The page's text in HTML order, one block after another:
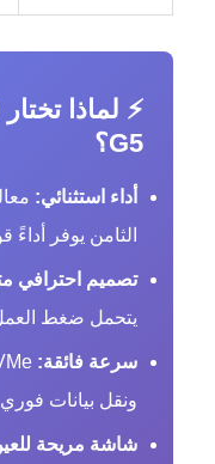
G5؟
أداء استثنائي:
الثامن يوفر أداءً
تصميم احترافي
يتحمل ضغط
سرعة فائقة:
ونقل بيانات فوري
شاشة مريحة